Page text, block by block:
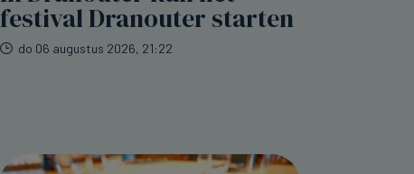
festival Dranouter starten
do 06 augustus 2026, 21:22